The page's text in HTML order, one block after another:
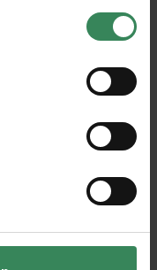
jederzeit über den
der Seite
der